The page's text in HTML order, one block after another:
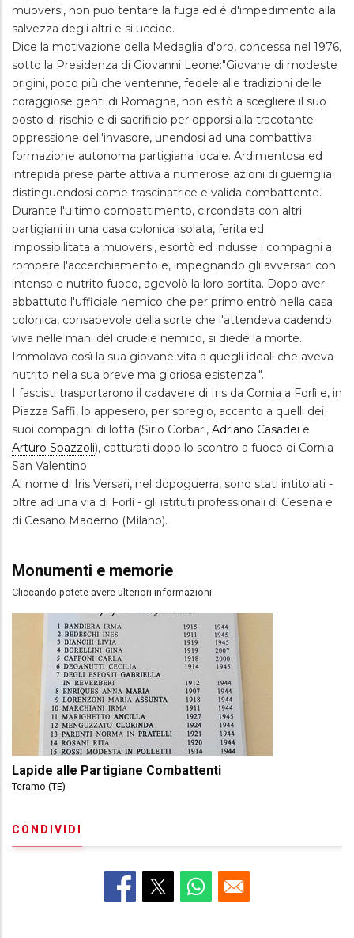
muoversi, non può tentare la fuga ed è d'impedimento alla
salvezza degli altri e si uccide.
Dice la motivazione della Medaglia d'oro, concessa nel 1976,
sotto la Presidenza di Giovanni Leone:"Giovane di modeste
origini, poco più che ventenne, fedele alle tradizioni delle
coraggiose genti di Romagna, non esitò a scegliere il suo
posto di rischio e di sacrificio per opporsi alla tracotante
oppressione dell'invasore, unendosi ad una combattiva
formazione autonoma partigiana locale. Ardimentosa ed
intrepida prese parte attiva a numerose azioni di guerriglia
distinguendosi come trascinatrice e valida combattente.
Durante l'ultimo combattimento, circondata con altri
partigiani in una casa colonica isolata, ferita ed
impossibilitata a muoversi, esortò ed indusse i compagni a
rompere l'accerchiamento e, impegnando gli avversari con
intenso e nutrito fuoco, agevolò la loro sortita. Dopo aver
abbattuto l'ufficiale nemico che per primo entrò nella casa
colonica, consapevole della sorte che l'attendeva cadendo
viva nelle mani del crudele nemico, si diede la morte.
Immolava così la sua giovane vita a quegli ideali che aveva
nutrito nella sua breve ma gloriosa esistenza.".
I fascisti trasportarono il cadavere di Iris da Cornia a Forlì e, in
Piazza Saffi, lo appesero, per spregio, accanto a quelli dei
suoi compagni di lotta (Sirio Corbari, Adriano Casadei e
Arturo Spazzoli), catturati dopo lo scontro a fuoco di Cornia
San Valentino.
Al nome di Iris Versari, nel dopoguerra, sono stati intitolati -
oltre ad una via di Forlì - gli istituti professionali di Cesena e
di Cesano Maderno (Milano).
Monumenti e memorie
Cliccando potete avere ulteriori informazioni
Lapide alle Partigiane Combattenti
Teramo (TE)
CONDIVIDI